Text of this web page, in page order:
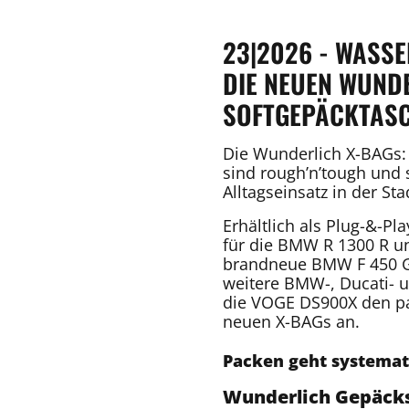
23|2026 -
DIE NEUEN
Die Wunderlich X-
sind rough’n’tough
Alltagseinsatz in der
Erhältlich als Plug-&-
für die BMW R 1300 R
brandneue BMW F 450
weitere BMW-, Ducati-
die VOGE DS900X den
neuen X-BAGs an.
Packen geht
Wunderlich